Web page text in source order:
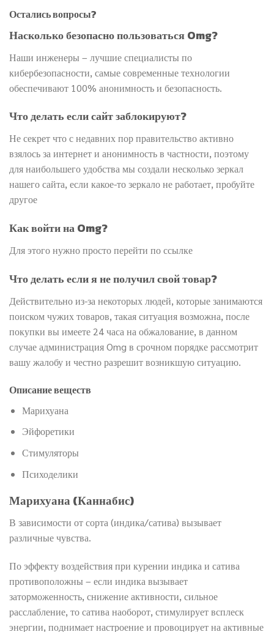
Остались вопросы?
Насколько безопасно пользоваться Omg?
Наши инженеры – лучшие специалисты по
кибербезопасности, самые современные технологии
обеспечивают 100% анонимность и безопасность.
Что делать если сайт заблокируют?
Не секрет что с недавних пор правительство активно
взялось за интернет и анонимность в частности, поэтому
для наибольшего удобства мы создали несколько зеркал
нашего сайта, если какое-то зеркало не работает, пробуйте
другое
Как войти на Omg?
Для этого нужно просто перейти по ссылке
Что делать если я не получил свой товар?
Действительно из-за некоторых людей, которые занимаются
поиском чужих товаров, такая ситуация возможна, после
покупки вы имеете 24 часа на обжалование, в данном
случае администрация Omg в срочном порядке рассмотрит
вашу жалобу и честно разрешит возникшую ситуацию.
Описание веществ
Марихуана
Эйфоретики
Стимуляторы
Психоделики
Марихуана (Каннабис)
В зависимости от сорта (индика/сатива) вызывает
различные чувства.
По эффекту воздействия при курении индика и сатива
противоположны – если индика вызывает
заторможенность, снижение активности, сильное
расслабление, то сатива наоборот, стимулирует всплеск
энергии, поднимает настроение и провоцирует на активные